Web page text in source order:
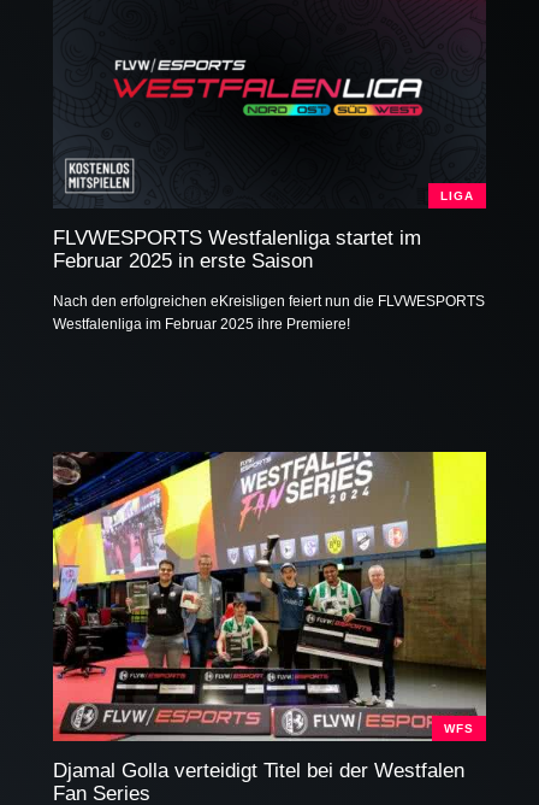
LIGA
FLVWESPORTS Westfalenliga startet im
Februar 2025 in erste Saison
Nach den erfolgreichen eKreisligen feiert nun die FLVWESPORTS
Westfalenliga im Februar 2025 ihre Premiere!
WFS
Djamal Golla verteidigt Titel bei der Westfalen
Fan Series